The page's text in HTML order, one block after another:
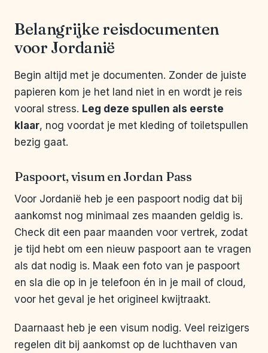
Belangrijke reisdocumenten
voor Jordanië
Begin altijd met je documenten. Zonder de juiste
papieren kom je het land niet in en wordt je reis
vooral stress. Leg deze spullen als eerste
klaar, nog voordat je met kleding of toiletspullen
bezig gaat.
Paspoort, visum en Jordan Pass
Voor Jordanië heb je een paspoort nodig dat bij
aankomst nog minimaal zes maanden geldig is.
Check dit een paar maanden voor vertrek, zodat
je tijd hebt om een nieuw paspoort aan te vragen
als dat nodig is. Maak een foto van je paspoort
en sla die op in je telefoon én in je mail of cloud,
voor het geval je het origineel kwijtraakt.
Daarnaast heb je een visum nodig. Veel reizigers
regelen dit bij aankomst op de luchthaven van